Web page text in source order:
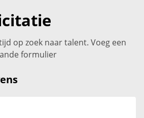
op zoek naar talent. Voeg een
formulier